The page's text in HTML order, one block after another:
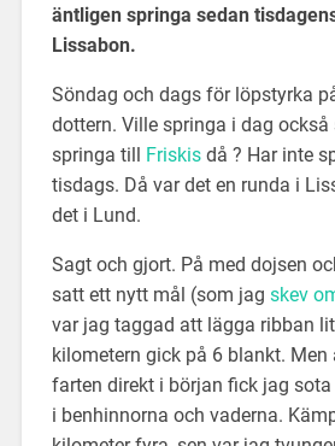
äntligen springa sedan
Lissabon.
Söndag och dags för löpstyrka
dottern. Ville springa i dag
springa till Friskisdå ? Har inte
tisdags. Då var det en runda i
det i Lund.
Sagt och gjort. På med dojsen
satt ett nytt mål (som jag skev
var jag taggad att lägga ribban
kilometern gick på 6 blankt. Men
farten direkt i början fick jag
i benhinnorna och vaderna.